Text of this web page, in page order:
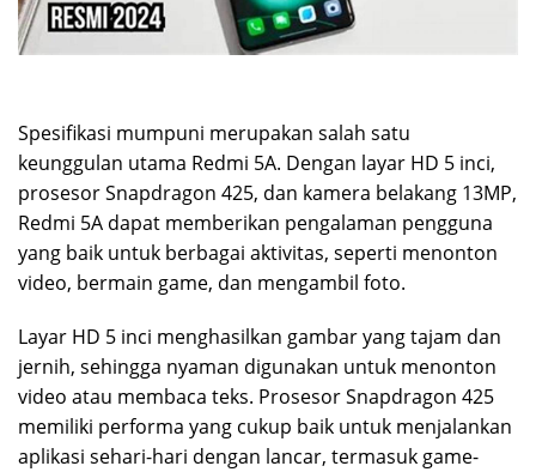
Spesifikasi mumpuni merupakan salah satu
keunggulan utama Redmi 5A. Dengan layar HD 5 inci,
prosesor Snapdragon 425, dan kamera belakang 13MP,
Redmi 5A dapat memberikan pengalaman pengguna
yang baik untuk berbagai aktivitas, seperti menonton
video, bermain game, dan mengambil foto.
Layar HD 5 inci menghasilkan gambar yang tajam dan
jernih, sehingga nyaman digunakan untuk menonton
video atau membaca teks. Prosesor Snapdragon 425
memiliki performa yang cukup baik untuk menjalankan
aplikasi sehari-hari dengan lancar, termasuk game-